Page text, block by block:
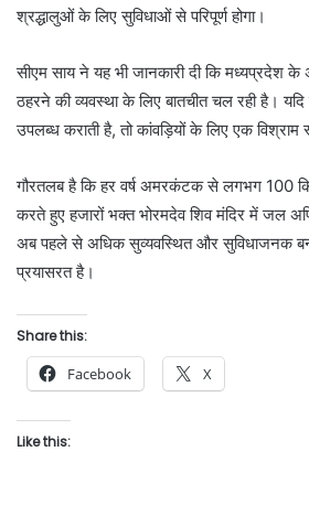
श्रद्धालुओं के लिए सुविधाओं से परिपूर्ण होगा।
सीएम साय ने यह भी जानकारी दी कि मध्यप्रदेश
ठहरने की व्यवस्था के लिए बातचीत चल रही है।
उपलब्ध कराती है, तो कांवड़ियों के लिए एक विश्राम
गौरतलब है कि हर वर्ष अमरकंटक से लगभग 100
करते हुए हजारों भक्त भोरमदेव शिव मंदिर में जल
अब पहले से अधिक सुव्यवस्थित और सुविधाजनक
प्रयासरत है।
Share this:
Facebook X
Like this: